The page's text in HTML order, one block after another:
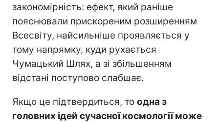
закономірність: ефект, який раніше
пояснювали прискореним розширенням
Всесвіту, найсильніше проявляється у
тому напрямку, куди рухається
Чумацький Шлях, а зі збільшенням
відстані поступово слабшає.
Якщо це підтвердиться, то одна з
головних ідей сучасної космології може